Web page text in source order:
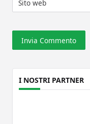
Sito web
I NOSTRI PARTNER